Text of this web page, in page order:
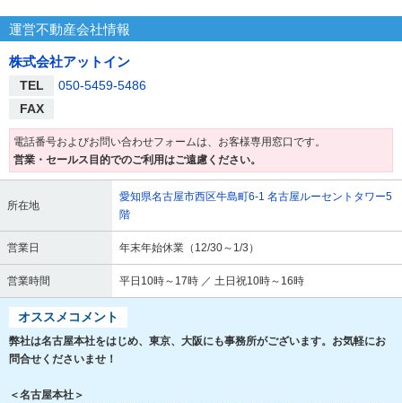
運営不動産会社情報
株式会社アットイン
TEL
050-5459-5486
FAX
電話番号およびお問い合わせフォームは、お客様専用窓口です。
営業・セールス目的でのご利用はご遠慮ください。
所在地
愛知県名古屋市西区牛島町6-1 名古屋ルーセントタワー5
階
営業日 年末年始休業（12/30～1/3）
営業時間 平日10時～17時 ／ 土日祝10時～16時
オススメコメント
弊社は名古屋本社をはじめ、東京、大阪にも事務所がございます。お気軽にお
問合せくださいませ！
＜名古屋本社＞